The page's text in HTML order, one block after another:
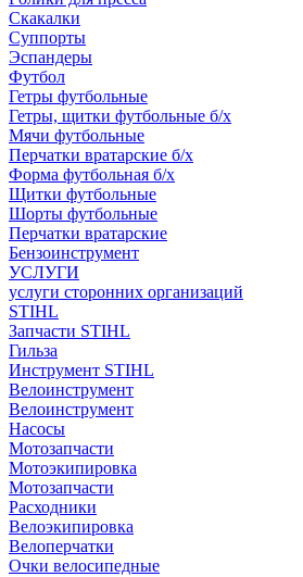
Скакалки
Суппорты
Эспандеры
Футбол
Гетры футбольные
Гетры, щитки футбольные б/х
Мячи футбольные
Перчатки вратарские б/х
Форма футбольная б/х
Щитки футбольные
Шорты футбольные
Перчатки вратарские
Бензоинструмент
УСЛУГИ
услуги сторонних организаций
STIHL
Запчасти STIHL
Гильза
Инструмент STIHL
Велоинструмент
Велоинструмент
Насосы
Мотозапчасти
Мотоэкипировка
Мотозапчасти
Расходники
Велоэкипировка
Велоперчатки
Очки велосипедные